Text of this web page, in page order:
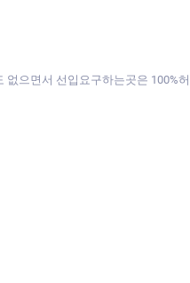
으면서 선입요구하는곳은 100%